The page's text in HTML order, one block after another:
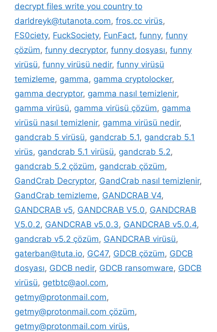
decrypt files write you country to
darldreyk@tutanota.com, fros.cc virüs,
FS0ciety, FuckSociety, FunFact, funny, funny
çözüm, funny decryptor, funny dosyası, funny
virüsü, funny virüsü nedir, funny virüsü
temizleme, gamma, gamma cryptolocker,
gamma decryptor, gamma nasıl temizlenir,
gamma virüsü, gamma virüsü çözüm, gamma
virüsü nasıl temizlenir, gamma virüsü nedir,
gandcrab 5 virüsü, gandcrab 5.1, gandcrab 5.1
virüs, gandcrab 5.1 virüsü, gandcrab 5.2,
gandcrab 5.2 çözüm, gandcrab çözüm,
GandCrab Decryptor, GandCrab nasıl temizlenir,
GandCrab temizleme, GANDCRAB V4,
GANDCRAB v5, GANDCRAB V5.0, GANDCRAB
V5.0.2, GANDCRAB v5.0.3, GANDCRAB v5.0.4,
gandcrab v5.2 çözüm, GANDCRAB virüsü,
gaterban@tuta.io, GC47, GDCB çözüm, GDCB
dosyası, GDCB nedir, GDCB ransomware, GDCB
virüsü, getbtc@aol.com,
getmy@protonmail.com,
getmy@protonmail.com çözüm,
getmy@protonmail.com virüs,